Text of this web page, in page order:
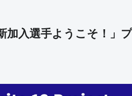
入選手ようこそ！」